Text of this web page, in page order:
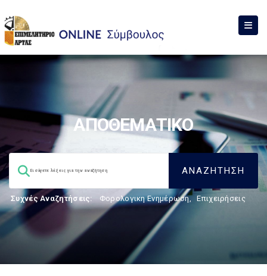
ΑΠΟΘΕΜΑΤΙΚΟ
Συχνές Αναζητήσεις: Φορολογικη Ενημέρωση, Επιχειρήσεις